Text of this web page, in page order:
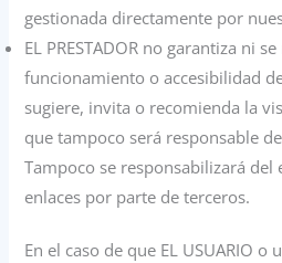
gestionada directamente por
EL PRESTADOR no garantiza ni
funcionamiento o accesibilidad
sugiere, invita o recomienda la
que tampoco será responsable
Tampoco se responsabilizará del
enlaces por parte de terceros.
En el caso de que EL USUARIO